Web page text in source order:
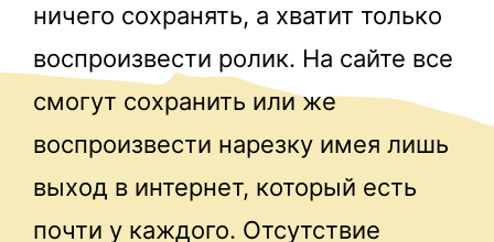
ничего сохранять, а хватит только
воспроизвести ролик. На сайте все
смогут сохранить или же
воспроизвести нарезку имея лишь
выход в интернет, который есть
почти у каждого. Отсутствие